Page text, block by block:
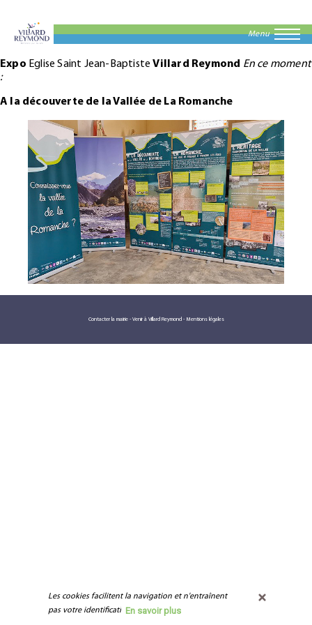
Menu
Expo Eglise Saint Jean-BaptisteVillard Reymond En ce moment
:
A la découverte de la Vallée de La Romanche
Contacter la mairie- Venir à Villard Reymond - Mentions légales
Les cookies facilitent la navigation et n'entraînent
pas votre identification.En savoir plus